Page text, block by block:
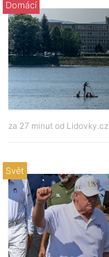
Domácí
za 27 minut od Lidovky.cz
Svět